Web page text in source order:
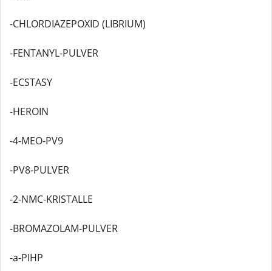
-CHLORDIAZEPOXID (LIBRIUM)
-FENTANYL-PULVER
-ECSTASY
-HEROIN
-4-MEO-PV9
-PV8-PULVER
-2-NMC-KRISTALLE
-BROMAZOLAM-PULVER
-a-PIHP